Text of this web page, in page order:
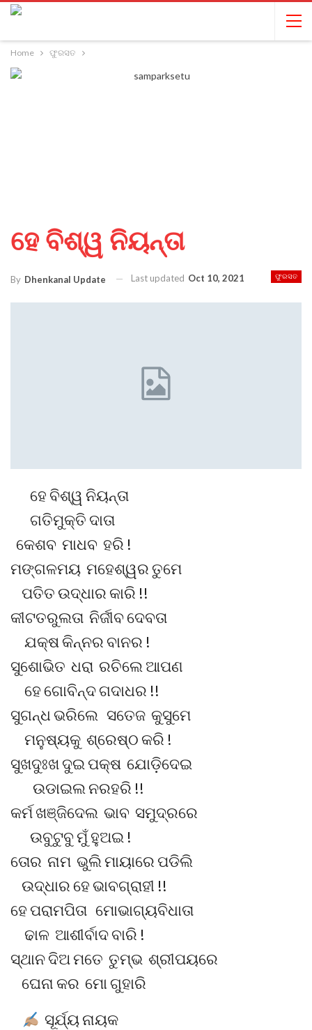
Home ଫୁରସତ
ହେ ବିଶ୍ୱ ନିୟନ୍ତା
ଫୁରସତ
By Dhenkanal Update Last updated Oct 10, 2021
ହେ ବିଶ୍ୱ ନିୟନ୍ତା
ଗତିମୁକ୍ତି ଦାତା
କେଶବ ମାଧବ ହରି !
ମଙ୍ଗଳମୟ ମହେଶ୍ୱର ତୁମେ
ପତିତ ଉଦ୍ଧାର କାରି !!
କୀଟତରୁଲତା ନିର୍ଜୀବ ଦେବତା
ଯକ୍ଷ କିନ୍ନର ବାନର !
ସୁଶୋଭିତ ଧରା ରଚିଲେ ଆପଣ
ହେ ଗୋବିନ୍ଦ ଗଦାଧର !!
ସୁଗନ୍ଧ ଭରିଲେ ସତେଜ କୁସୁମେ
ମନୁଷ୍ୟକୁ ଶ୍ରେଷ୍ଠ କରି !
ସୁଖଦୁଃଖ ଦୁଇ ପକ୍ଷ ଯୋଡ଼ିଦେଇ
ଉଡାଇଲ ନରହରି !!
କର୍ମ ଖଞ୍ଜିଦେଲ ଭାବ ସମୁଦ୍ରରେ
ଉବୁଟୁବୁ ମୁଁ ହୁଅଇ !
ତୋର ନାମ ଭୁଲି ମାୟାରେ ପଡିଲି
ଉଦ୍ଧାର ହେ ଭାବଗ୍ରାହୀ !!
ହେ ପରାମପିତା ମୋଭାଗ୍ୟବିଧାତା
ଢାଳ ଆଶୀର୍ବାଦ ବାରି !
ସ୍ଥାନ ଦିଅ ମତେ ତୁମ୍ଭ ଶ୍ରୀପୟରେ
ଘେନା କର ମୋ ଗୁହାରି
ସୂର୍ଯ୍ୟ ନାୟକ